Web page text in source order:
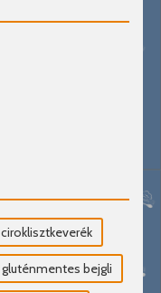
ciroklisztkeverék
gluténmentes bejgli